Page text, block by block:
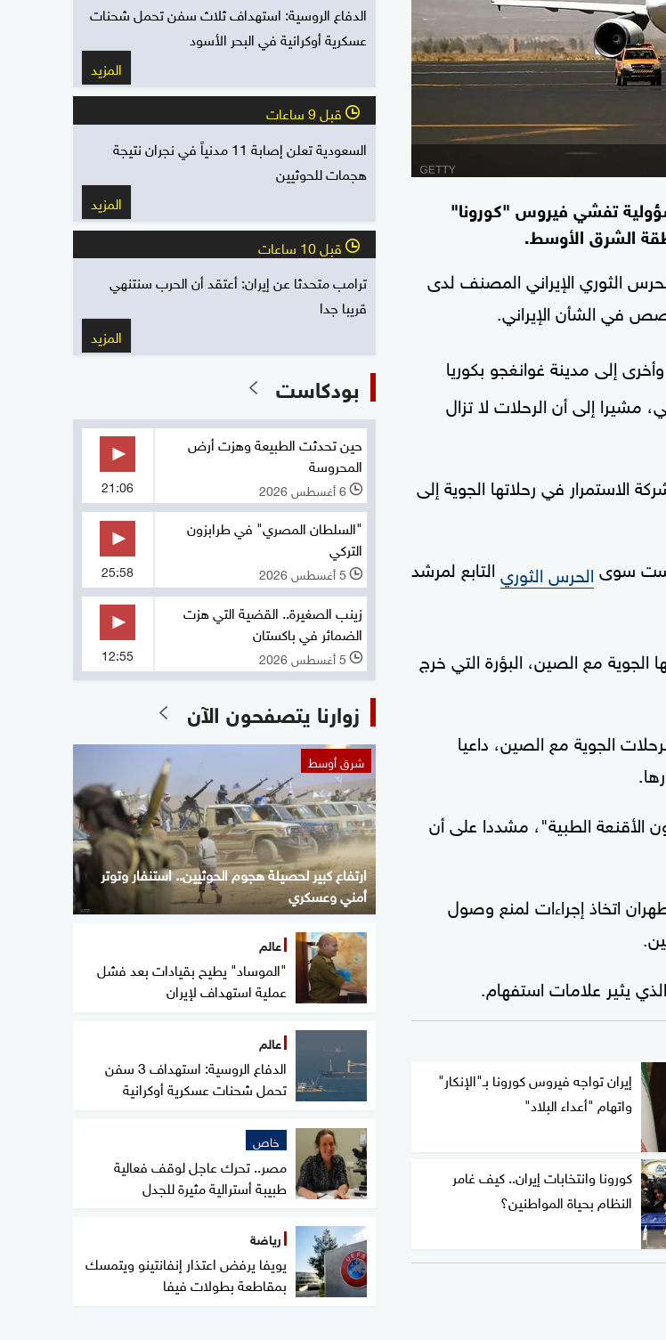
تفشي فيروس "كورونا"
الشرق الأوسط.
الثوري الإيراني المصنف لدى
في الشأن الإيراني.
إلى مدينة غوانغجو بكوريا
أيضا، بين 4 و23 فبراير الماضي، مشيرا إلى أن الرحلات لا تزال
الاستمرار في رحلاتها الجوية إلى
سوى الحرس الثوري التابع لمرشد
مع الصين، البؤرة التي خرج
الجوية مع الصين، داعيا
الأقنعة الطبية"، مشددا على أن
طهران اتخاذ إجراءات لمنع وصول
يثير علامات استفهام.
إيران تواجه فيروس كورونا بـ"الإنكار"
واتهام "أعداء البلاد"
كورونا وانتخابات إيران.. كيف غامر
النظام بحياة المواطنين؟
الدفاع الروسية: استهداف ثلاث سفن تحمل شحنات
عسكرية أوكرانية في البحر الأسود
المزيد
l قبل 9 ساعات
السعودية تعلن إصابة 11 مدنياً في نجران نتيجة
هجمات للحوثيين
المزيد
l قبل 10 ساعات
ترامب متحدثا عن إيران: أعتقد أن الحرب سنتنهي
قريبا جدا
المزيد
بودكاست
حين تحدثت الطبيعة وهزت أرض
المحروسة
l 6 أغسطس 2026 21:06
"السلطان المصري" في طرابزون
التركي
l 5 أغسطس 2026 25:58
زينب الصغيرة.. القضية التي هزت
الضمائر في باكستان
l 5 أغسطس 2026 12:55
زوارنا يتصفحون الآن
شرق أوسط
ارتفاع كبير لحصيلة هجوم الحوثيين.. استنفار وتوتر
أمني وعسكري
عالم
"الموساد" يطيح بقيادات بعد فشل
عملية استهداف لإيران
عالم
الدفاع الروسية: استهداف 3 سفن
تحمل شحنات عسكرية أوكرانية
خاص
مصر.. تحرك عاجل لوقف فعالية
طبيبة أسترالية مثيرة للجدل
رياضة
يويفا يرفض اعتذار إنفانتينو ويتمسك
بمقاطعة بطولات فيفا